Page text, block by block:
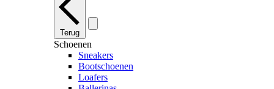
Terug
Schoenen
Sneakers
Bootschoenen
Loafers